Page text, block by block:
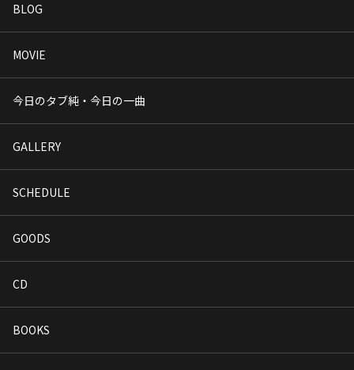
BLOG
MOVIE
今日のタブ純・今日の一曲
GALLERY
SCHEDULE
GOODS
CD
BOOKS